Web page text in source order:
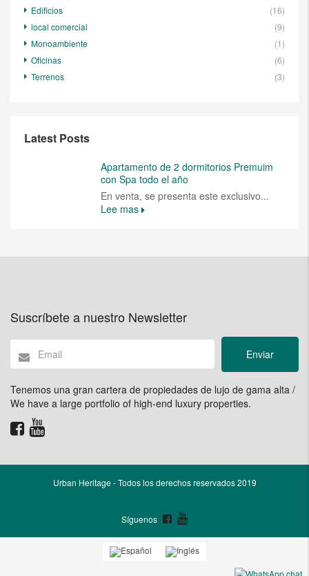
Edificios
(16)
local comercial
(9)
Monoambiente
(1)
Oficinas
(6)
Terrenos
(3)
Latest Posts
Apartamento de 2 dormitorios Premuim
con Spa todo el año
En venta, se presenta este exclusivo...
Lee mas
Suscríbete a nuestro Newsletter
Enviar
Tenemos una gran cartera de propiedades de lujo de gama alta /
We have a large portfolio of high-end luxury properties.
Urban Heritage - Todos los derechos reservados 2019
Síguenos